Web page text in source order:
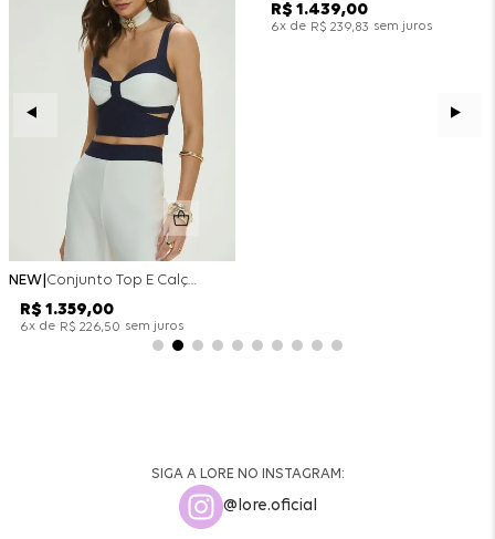
NEW Conjunto Top E Calça Wide Leg Bicolor Alfaitaria - Off White
R$ 1.359,00
6x de R$ 226,50 sem juros
R$ 1.439,00
6x de R$ 239,83 sem juros
SIGA A LORE NO INSTAGRAM:
@lore.oficial